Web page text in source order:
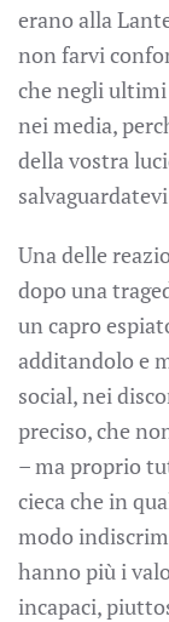
erano alla
non farvi
che negli
nei media,
della vostra
Una delle
dopo una
un capro
additandolo e
social, nei
preciso, che
– ma proprio
cieca che in
modo
hanno più i
incapaci,